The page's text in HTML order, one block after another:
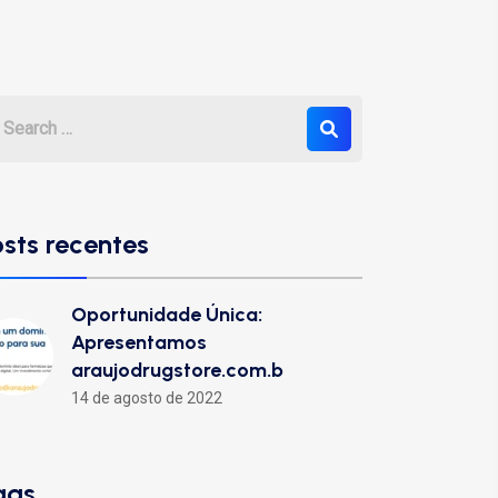
recentes
Oportunidade Única:
Apresentamos
araujodrugstore.com.b
14 de agosto de 2022